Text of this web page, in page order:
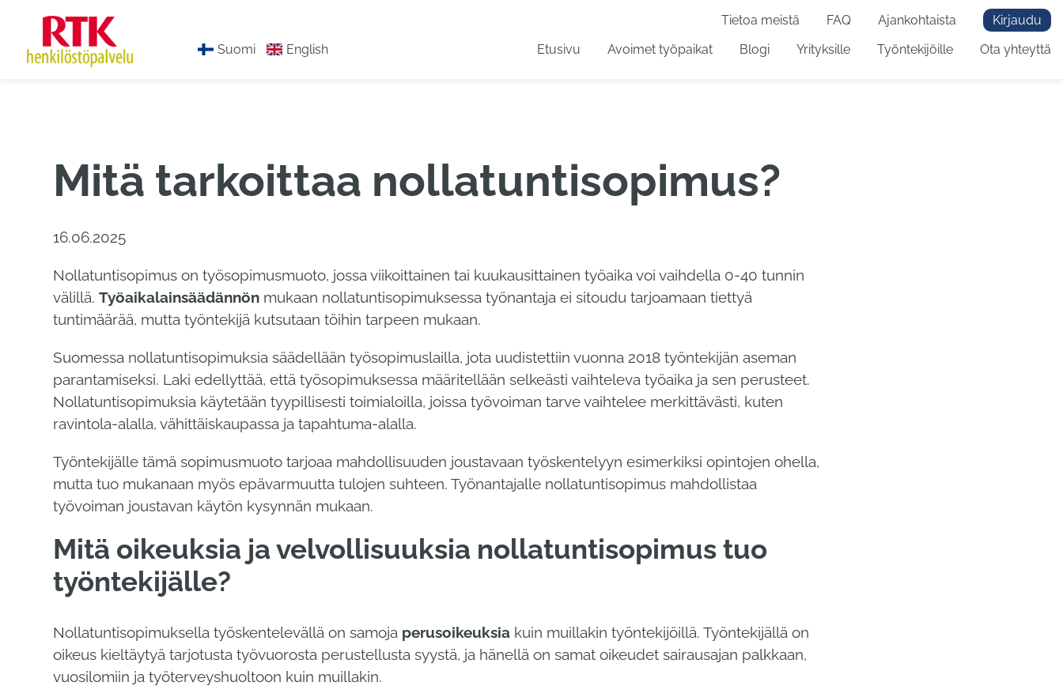
sisältöön
Suomi
English Etusivu Avoimet työpaikat Blogi Yrityksille Työntekijöille Ota yhteyttä
Tietoa meistä FAQ Ajankohtaista Kirjaudu
Mitä tarkoittaa nollatuntisopimus?
16.06.2025
Nollatuntisopimus on työsopimusmuoto, jossa viikoittainen tai kuukausittainen työaika voi vaihdella 0-40 tunnin
välillä.Työaikalainsäädännön mukaan nollatuntisopimuksessa työnantaja ei sitoudu tarjoamaan tiettyä
tuntimäärää, mutta työntekijä kutsutaan töihin tarpeen mukaan.
Suomessa nollatuntisopimuksia säädellään työsopimuslailla, jota uudistettiin vuonna 2018 työntekijän aseman
parantamiseksi. Laki edellyttää, että työsopimuksessa määritellään selkeästi vaihteleva työaika ja sen perusteet.
Nollatuntisopimuksia käytetään tyypillisesti toimialoilla, joissa työvoiman tarve vaihtelee merkittävästi, kuten
ravintola-alalla, vähittäiskaupassa ja tapahtuma-alalla.
Työntekijälle tämä sopimusmuoto tarjoaa mahdollisuuden joustavaan työskentelyyn esimerkiksi opintojen ohella,
mutta tuo mukanaan myös epävarmuutta tulojen suhteen. Työnantajalle nollatuntisopimus mahdollistaa
työvoiman joustavan käytön kysynnän mukaan.
Mitä oikeuksia ja velvollisuuksia nollatuntisopimus tuo
työntekijälle?
Nollatuntisopimuksella työskentelevällä on samoja perusoikeuksia kuin muillakin työntekijöillä. Työntekijällä on
oikeus kieltäytyä tarjotusta työvuorosta perustellusta syystä, ja hänellä on samat oikeudet sairausajan palkkaan,
vuosilomiin ja työterveyshuoltoon kuin muillakin.